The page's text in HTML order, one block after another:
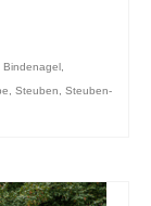
Bindenagel
Steuben
Steuben-